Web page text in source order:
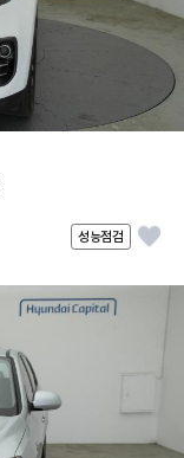
성능점검